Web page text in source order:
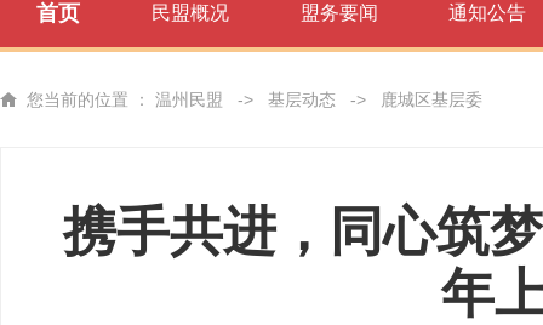
首页 民盟概况 盟务要闻 通知公告
您当前的位置 ： 温州民盟 -> 基层动态 -> 鹿城区基层委
携手共进，同心筑
年